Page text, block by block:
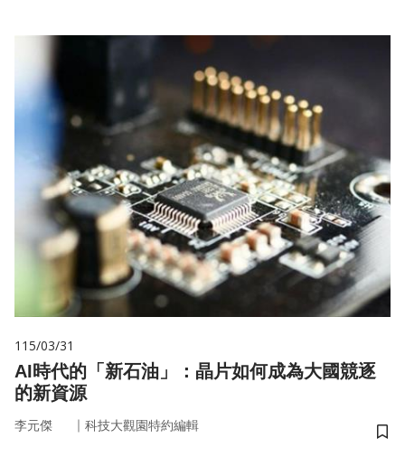
115/03/31
AI時代的「新石油」：晶片如何成為大國競逐
的新資源
李元傑 ｜ 科技大觀園特約編輯
儲